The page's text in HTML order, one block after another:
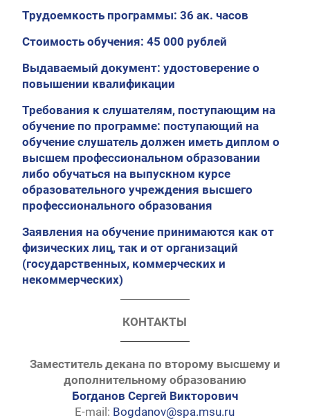
Трудоемкость программы: 36 ак. часов
Стоимость обучения: 45 000 рублей
Выдаваемый документ: удостоверение о
повышении квалификации
Требования к слушателям, поступающим на
обучение по программе: поступающий на
обучение слушатель должен иметь диплом о
высшем профессиональном образовании
либо обучаться на выпускном курсе
образовательного учреждения высшего
профессионального образования
Заявления на обучение принимаются как от
физических лиц, так и от организаций
(государственных, коммерческих и
некоммерческих)
КОНТАКТЫ
Заместитель декана по второму высшему и
дополнительному образованию
Богданов Сергей Викторович
E-mail: Bogdanov@spa.msu.ru